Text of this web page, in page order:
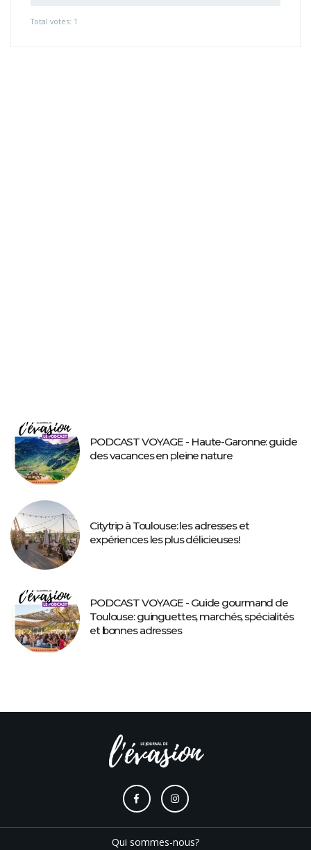
Total votes: 1
PODCAST VOYAGE - Haute-Garonne: guide
des vacances en pleine nature
Citytrip à Toulouse: les adresses et
expériences les plus délicieuses!
PODCAST VOYAGE - Guide gourmand de
Toulouse: guinguettes, marchés, spécialités
et bonnes adresses
Qui sommes-nous?